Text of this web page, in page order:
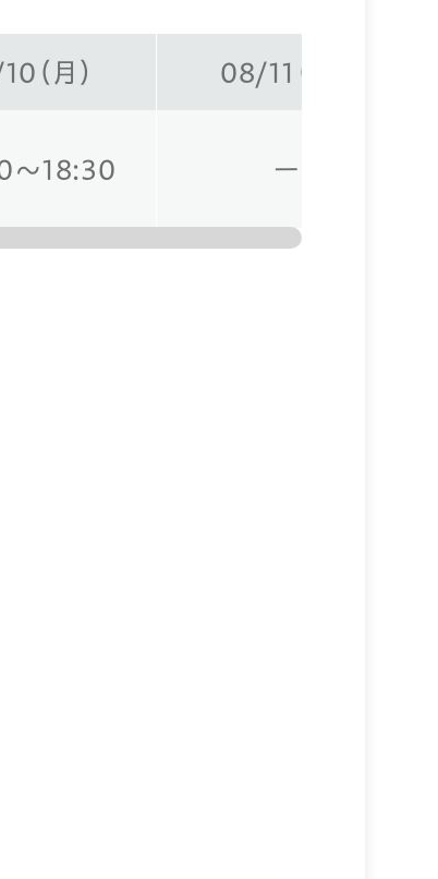
（月） 08/11（火）
～18:30 ー